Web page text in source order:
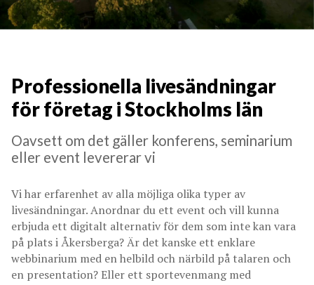
Professionella livesändningar
för företag i Stockholms län
Oavsett om det gäller konferens, seminarium
eller event levererar vi
Vi har erfarenhet av alla möjliga olika typer av
livesändningar. Anordnar du ett event och vill kunna
erbjuda ett digitalt alternativ för dem som inte kan vara
på plats i Åkersberga? Är det kanske ett enklare
webbinarium med en helbild och närbild på talaren och
en presentation? Eller ett sportevenmang med